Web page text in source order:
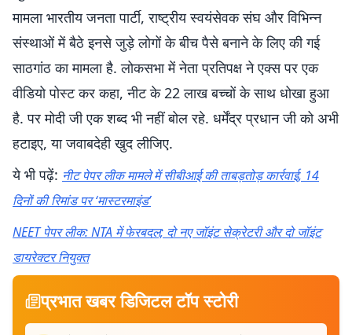
मामला भारतीय जनता पार्टी, राष्ट्रीय स्वयंसेवक संघ और विभिन्न
संस्थाओं में बैठे इनसे जुड़े लोगों के बीच पैसे बनाने के लिए की गई
साठगांठ का मामला है. लोकसभा में नेता प्रतिपक्ष ने एक्स पर एक
वीडियो पोस्ट कर कहा, नीट के 22 लाख बच्चों के साथ धोखा हुआ
है. पर मोदी जी एक शब्द भी नहीं बोल रहे. धर्मेंद्र प्रधान जी को अभी
हटाइए, या जवाबदेही खुद लीजिए.
ये भी पढ़ें: नीट पेपर लीक मामले में सीबीआई की ताबड़तोड़ कार्रवाई, 14
दिनों की रिमांड पर ‘मास्टरमाइंड’
NEET पेपर लीक: NTA में फेरबदल; दो नए जॉइंट सेक्रेटरी और दो जॉइंट
डायरेक्टर नियुक्त
प्रभात खबर डिजिटल टॉप स्टोरी